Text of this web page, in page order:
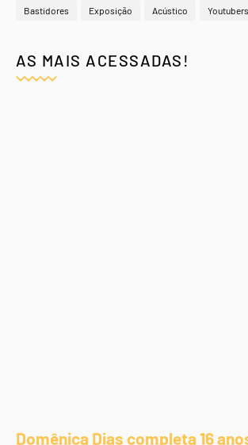
Bastidores Exposição Acústico Youtubers
AS MAIS ACESSADAS!
Domênica Dias completa 16